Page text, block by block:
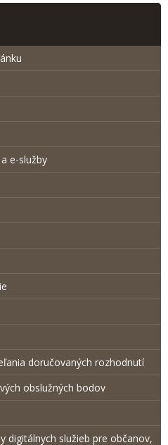
e-služby
doručovaných rozhodnutí
obslužných bodov
digitálnych služieb pre občanov,